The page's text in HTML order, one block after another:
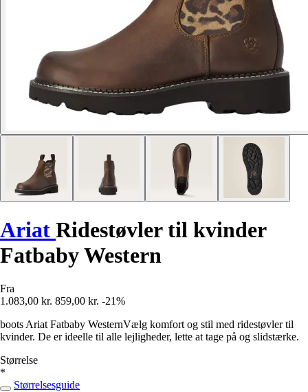
Ariat Ridestøvler til kvinder
Fatbaby Western
Fra
1.083,00 kr. 859,00 kr. -21%
boots Ariat Fatbaby WesternVælg komfort og stil med ridestøvler til
kvinder. De er ideelle til alle lejligheder, lette at tage på og slidstærke.
Størrelse
*
Størrelsesguide